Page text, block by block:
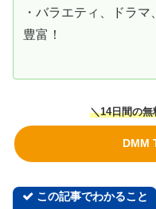
・バラエティ、ドラ
豊富！
＼14日間の
DMM
この記事でわかること